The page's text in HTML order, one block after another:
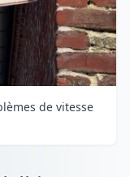
de vitesse